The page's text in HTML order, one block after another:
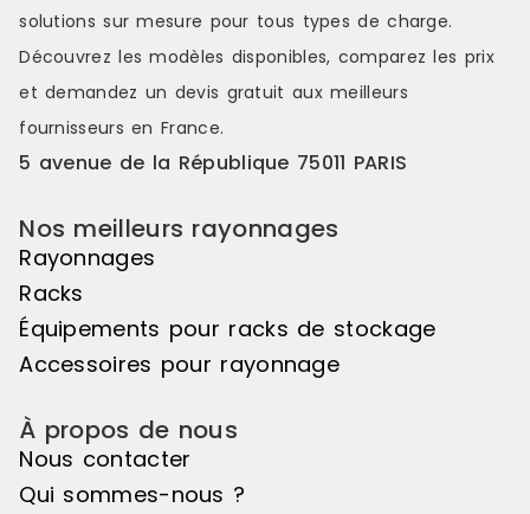
solutions sur mesure pour tous types de charge.
Découvrez les modèles disponibles, comparez les prix
et demandez un devis gratuit aux meilleurs
fournisseurs en France.
5 avenue de la République 75011 PARIS
Nos meilleurs rayonnages
Rayonnages
Racks
Équipements pour racks de stockage
Accessoires pour rayonnage
À propos de nous
Nous contacter
Qui sommes-nous ?